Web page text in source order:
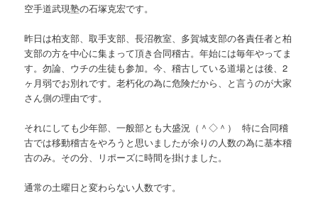
空手道武現塾の石塚克宏です。
昨日は柏支部、取手支部、長沼教室、多賀城支部の各責任者と柏
支部の方を中心に集まって頂き合同稽古。年始には毎年やってま
す。勿論、ウチの生徒も参加。今、稽古している道場とは後、2
ヶ月弱でお別れです。老朽化の為に危険だから、と言うのが大家
さん側の理由です。
それにしても少年部、一般部とも大盛況（＾◇＾） 特に合同稽
古では移動稽古をやろうと思いましたが余りの人数の為に基本稽
古のみ。その分、リポーズに時間を掛けました。
通常の土曜日と変わらない人数です。